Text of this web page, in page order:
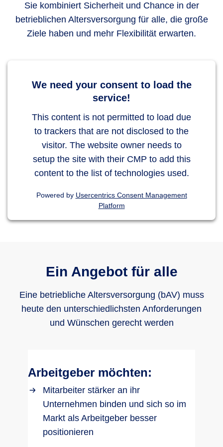
Sie kombiniert Sicherheit und Chance in der
betrieblichen Altersversorgung für alle, die große
Ziele haben und mehr Flexibilität erwarten.
We need your consent to load the
service!
This content is not permitted to load due
to trackers that are not disclosed to the
visitor. The website owner needs to
setup the site with their CMP to add this
content to the list of technologies used.
Powered by Usercentrics Consent Management
Platform
Ein Angebot für alle
Eine betriebliche Altersversorgung (bAV) muss
heute den unterschiedlichsten Anforderungen
und Wünschen gerecht werden
Arbeitgeber möchten:
Mitarbeiter stärker an ihr
Unternehmen binden und sich so im
Markt als Arbeitgeber besser
positionieren